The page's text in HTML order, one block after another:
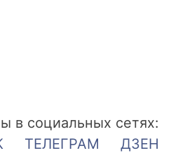
в социальных сетях:
ТЕЛЕГРАМ ДЗЕН